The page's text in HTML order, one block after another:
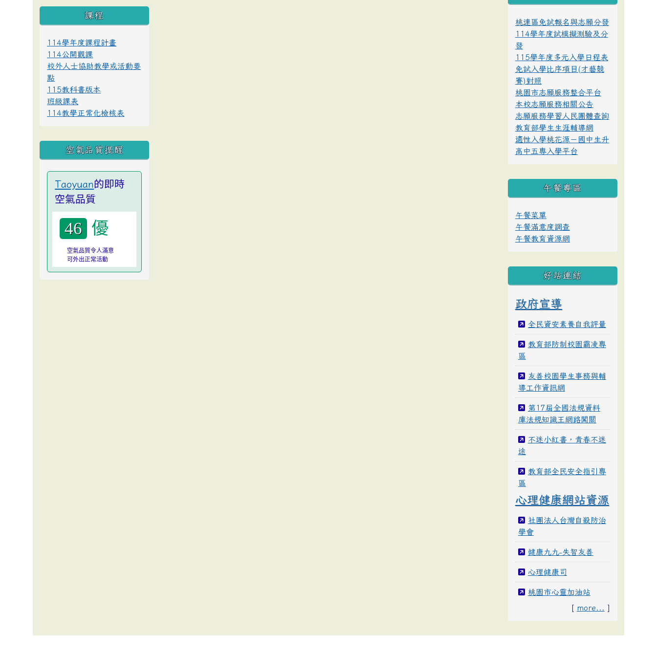
課程
114學年度課程計畫
114公開觀課
校外人士協助教學或活動要
點
115教科書版本
班級課表
114教學正常化檢核表
空氣品質提醒
Taoyuan的即時
空氣品質
46 優
空氣品質令人滿意
可外出正常活動
桃連區免試報名與志願分發
114學年度試模擬測驗及分
發
115學年度多元入學日程表
免試入學比序項目(才藝競
賽)對照
桃園市志願服務整合平台
本校志願服務相關公告
志願服務學習人民團體查詢
教育部學生生涯輔導網
適性入學桃花源－國中生升
高中五專入學平台
午餐專區
午餐菜單
午餐滿意度調查
午餐教育資源網
好站連結
政府宣導
全民資安素養自我評量
教育部防制校園霸凌專
區
友善校園學生事務與輔
導工作資訊網
第17屆全國法規資料
庫法規知識王網路闖關
不迷小紅書，青春不迷
途
教育部全民安全指引專
區
心理健康網站資源
社團法人台灣自殺防治
學會
健康九九-失智友善
心理健康司
桃園市心靈加油站
[ more... ]